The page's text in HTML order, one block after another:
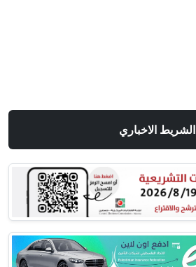
الشريط الاخباري